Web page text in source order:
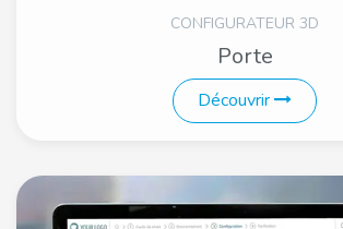
CONFIGURATEUR 3D
Porte
Découvrir